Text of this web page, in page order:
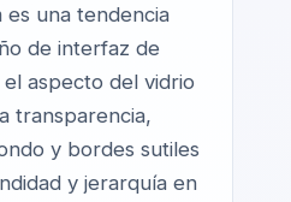
es una tendencia
de interfaz de
aspecto del vidrio
transparencia,
y bordes sutiles
y jerarquía en